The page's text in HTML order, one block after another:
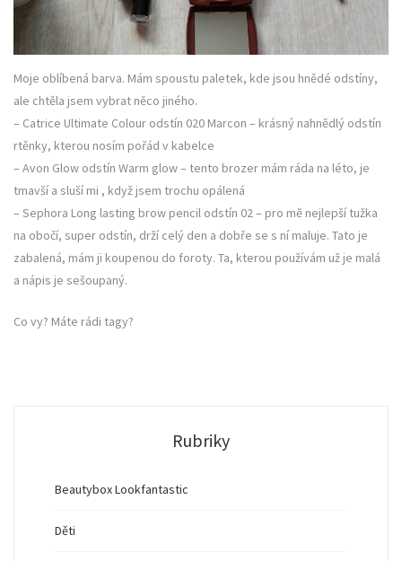
Moje oblíbená barva. Mám spoustu paletek, kde jsou hnědé odstíny,
ale chtěla jsem vybrat něco jiného.
– Catrice Ultimate Colour odstín 020 Marcon – krásný nahnědlý odstín
rtěnky, kterou nosím pořád v kabelce
– Avon Glow odstín Warm glow – tento brozer mám ráda na léto, je
tmavší a sluší mi , když jsem trochu opálená
– Sephora Long lasting brow pencil odstín 02 – pro mě nejlepší tužka
na obočí, super odstín, drží celý den a dobře se s ní maluje. Tato je
zabalená, mám ji koupenou do foroty. Ta, kterou používám už je malá
a nápis je sešoupaný.
Co vy? Máte rádi tagy?
Rubriky
Beautybox Lookfantastic
Děti